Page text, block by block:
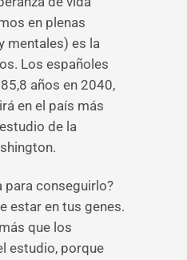
en plenas
mentales) es la
Los españoles
años en 2040,
en el país más
de la
para conseguirlo?
estar en tus genes.
que los
estudio, porque